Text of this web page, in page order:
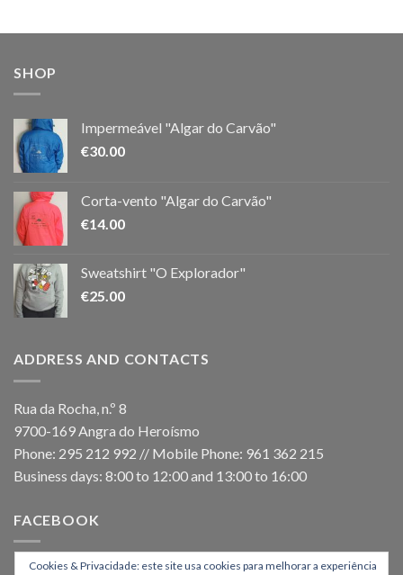
SHOP
Impermeável "Algar do Carvão"
€30.00
Corta-vento "Algar do Carvão"
€14.00
Sweatshirt "O Explorador"
€25.00
ADDRESS AND CONTACTS
Rua da Rocha, n.º 8
9700-169 Angra do Heroísmo
Phone: 295 212 992 // Mobile Phone: 961 362 215
Business days: 8:00 to 12:00 and 13:00 to 16:00
FACEBOOK
Cookies & Privacidade: este site usa cookies para melhorar a experiência